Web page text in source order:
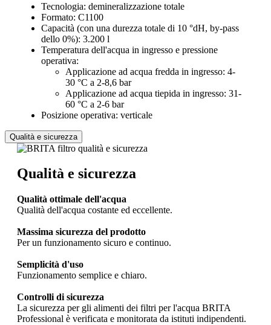
Tecnologia: demineralizzazione totale
Formato: C1100
Capacità (con una durezza totale di 10 °dH, by-pass
dello 0%): 3.200 l
Temperatura dell'acqua in ingresso e pressione
operativa:
Applicazione ad acqua fredda in ingresso: 4-
30 °C a 2-8,6 bar
Applicazione ad acqua tiepida in ingresso: 31-
60 °C a 2-6 bar
Posizione operativa: verticale
Qualità e sicurezza
Qualità e sicurezza
Qualità ottimale dell'acqua
Qualità dell'acqua costante ed eccellente.
Massima sicurezza del prodotto
Per un funzionamento sicuro e continuo.
Semplicità d'uso
Funzionamento semplice e chiaro.
Controlli di sicurezza
La sicurezza per gli alimenti dei filtri per l'acqua BRITA
Professional è verificata e monitorata da istituti indipendenti.